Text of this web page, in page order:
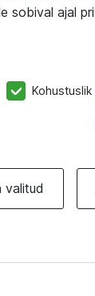
sobival ajal
Kohustuslik
valitud